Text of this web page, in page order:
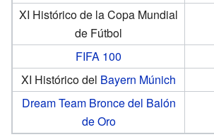
XI Histórico de la Copa Mundial
de Fútbol
FIFA 100
XI Histórico del Bayern Múnich
Dream Team Bronce del Balón
de Oro